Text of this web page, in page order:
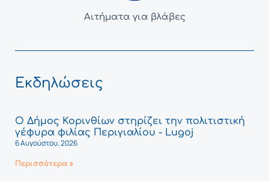
Αιτήματα για βλάβες
Εκδηλώσεις
Ο Δήμος Κορινθίων στηρίζει την πολιτιστική
γέφυρα φιλίας Περιγιαλίου - Lugoj
6 Αυγούστου, 2026
Περισσότερα »